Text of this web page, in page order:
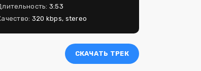
3:53
320 kbps, stereo
СКАЧАТЬ ТРЕК